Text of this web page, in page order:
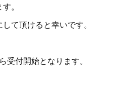
。
て頂けると幸いです。
受付開始となります。